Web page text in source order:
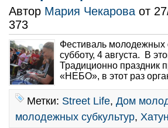
Автор Мария Чекарова от
373
Фестиваль молодежных
субботу, 4 августа. В
Традиционно праздник
«НЕБО», в этот раз
Метки: Street Life, Дом
молодежных субкультур,